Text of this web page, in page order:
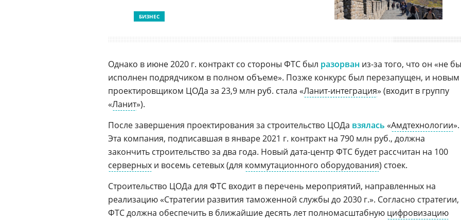
БИЗНЕС
Однако в июне 2020 г. контракт со стороны ФТС был разорван из-за того, что он «не
исполнен подрядчиком в полном объеме». Позже конкурс был перезапущен, и новым
проектировщиком ЦОДа за 23,9 млн руб. стала «Ланит-интеграция» (входит в группу
«Ланит»).
После завершения проектирования за строительство ЦОДа взялась «Амдтехнологии».
Эта компания, подписавшая в январе 2021 г. контракт на 790 млн руб., должна
закончить строительство за два года. Новый дата-центр ФТС будет рассчитан на 100
серверных и восемь сетевых (для коммутационного оборудования) стоек.
Строительство ЦОДа для ФТС входит в перечень мероприятий, направленных на
реализацию «Стратегии развития таможенной службы до 2030 г.». Согласно стратегии,
ФТС должна обеспечить в ближайшие десять лет полномасштабную цифровизацию